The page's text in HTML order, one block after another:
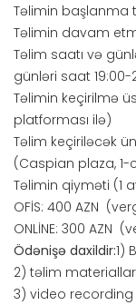
Təlimin başlanma
Təlimin davam
Təlim saatı və
günləri saat 19:00-
Təlimin keçirilmə
platforması ilə)
Təlim keçiriləcək
(Caspian plaza,
Təlimin qiyməti (1
OFİS: 400 AZN
ONLİNE: 300 AZN
Ödənişə daxildir:1)
2) təlim
3) video